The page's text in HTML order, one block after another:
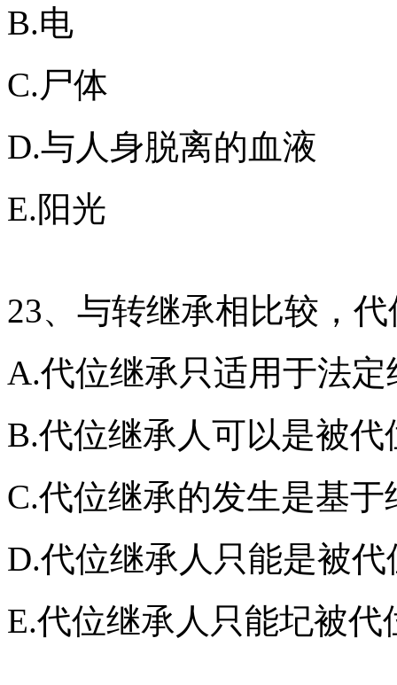
B.电
C.尸体
D.与人身脱离的血液
E.阳光
23、与转继承相比较，
A.代位继承只适用于法定
B.代位继承人可以是被
C.代位继承的发生是基
D.代位继承人只能是被
E.代位继承人只能圮被代